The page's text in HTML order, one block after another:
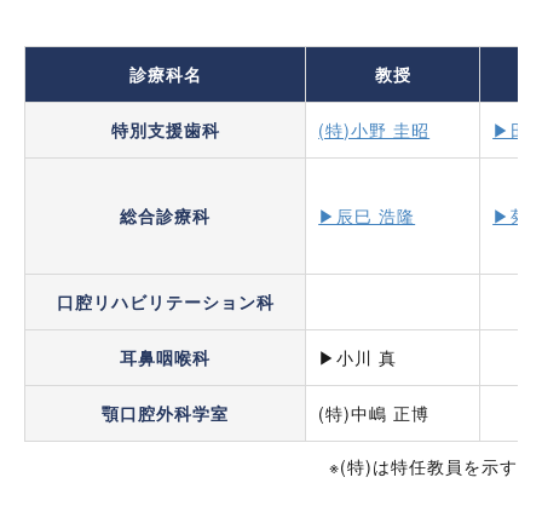
診療科名 教授
特別支援歯科 (特)小野 圭昭 ▶田
総合診療科 ▶辰巳 浩隆 ▶菊
口腔リハビリテーション科
耳鼻咽喉科 ▶︎小川 真
顎口腔外科学室 (特)中嶋 正博
※(特)は特任教員を示す